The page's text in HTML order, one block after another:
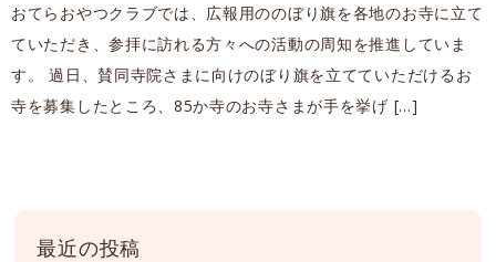
おてらおやつクラブでは、広報用ののぼり旗を各地のお寺に立て
ていただき、参拝に訪れる方々への活動の周知を推進していま
す。 過日、賛同寺院さまに向けのぼり旗を立てていただけるお
寺を募集したところ、85か寺のお寺さまが手を挙げ […]
最近の投稿